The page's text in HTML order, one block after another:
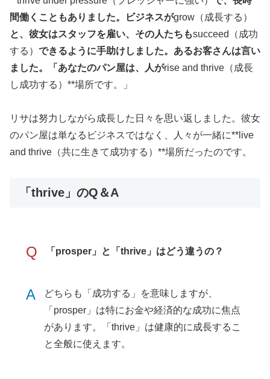
間働くこともありました。ビジネスがgrow（成長する）
と、彼女はスタッフを雇い、その人たちもsucceed（成功
する） できるように手助けしました。あるお客さんは言い
ました。「あなたのパン屋は、人がrise and thrive（成長
し成功する）**場所です。」
リサは努力しながら成長した日々を思い返しました。彼女
のパン屋は単なるビジネスではなく、人々が一緒に**live
and thrive（共に生きて成功する）**場所だったのです。
「thrive」のQ＆A
Q 「prosper」と「thrive」はどう違うの？
A
どちらも「成功する」を意味しますが、
「prosper」は特にお金や経済的な成功に焦点
があります。「thrive」は健康的に成長するこ
と全般に使えます。